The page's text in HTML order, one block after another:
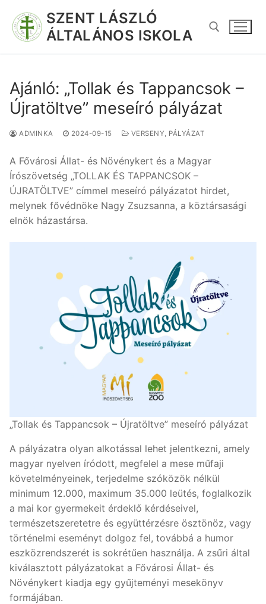
SZENT LÁSZLÓ
ÁLTALÁNOS ISKOLA
Ajánló: „Tollak és Tappancsok –
Újratöltve” meseíró pályázat
ADMINKA 2024-09-15 VERSENY, PÁLYÁZAT
A Fővárosi Állat- és Növénykert és a Magyar
Írószövetség „TOLLAK ÉS TAPPANCSOK –
ÚJRATÖLTVE” címmel meseíró pályázatot hirdet,
melynek fővédnöke Nagy Zsuzsanna, a köztársasági
elnök házastársa.
„Tollak és Tappancsok – Újratöltve” meseíró pályázat
A pályázatra olyan alkotással lehet jelentkezni, amely
magyar nyelven íródott, megfelel a mese műfaji
követelményeinek, terjedelme szóközök nélkül
minimum 12.000, maximum 35.000 leütés, foglalkozik
a mai kor gyermekeit érdeklő kérdéseivel,
természetszeretetre és együttérzésre ösztönöz, vagy
történelmi eseményt dolgoz fel, továbbá a humor
eszközrendszerét is sokrétűen használja. A zsűri által
kiválasztott pályázatokat a Fővárosi Állat- és
Növénykert kiadja egy gyűjteményi mesekönyv
formájában.